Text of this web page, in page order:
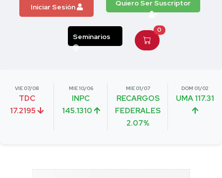
Iniciar Sesión Quiero Ser Suscriptor
Seminarios
0
VIE 07/08
TDC
17.2195
MIE 10/06
INPC
145.1310
MIE 01/07
RECARGOS
FEDERALES
2.07%
DOM 01/02
UMA 117.31